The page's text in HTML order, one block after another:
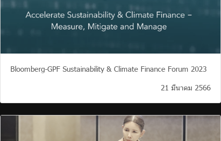
Bloomberg-GPF Sustainability & Climate Finance Forum 2023
21 มีนาคม 2566